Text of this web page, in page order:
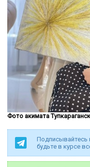
Фото акимата
Подписывайтесь
будьте в курсе